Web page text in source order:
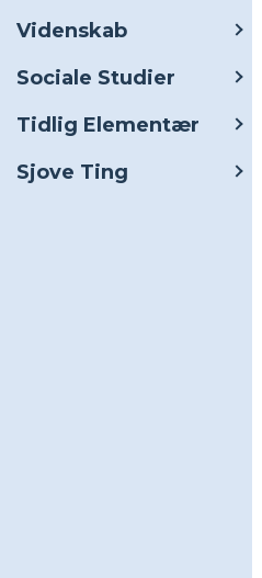
Videnskab
Sociale Studier
Tidlig Elementær
Sjove Ting